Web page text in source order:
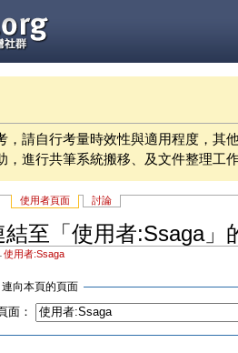
，請自行考量時效性與適用程度，其
，進行共筆系統搬移、及文件整理工
使用者頁面 討論
結至「使用者:Ssaga」
使用者:Ssaga
連向本頁的頁面
面：